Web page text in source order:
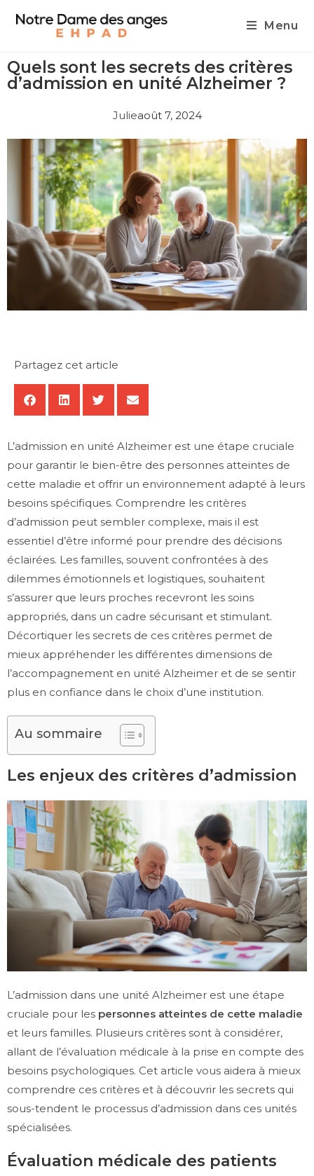
Menu
Quels sont les secrets des critères
d’admission en unité Alzheimer ?
Julieaoût 7, 2024
Partagez cet article
L’admission en unité Alzheimer est une étape cruciale
pour garantir le bien-être des personnes atteintes de
cette maladie et offrir un environnement adapté à leurs
besoins spécifiques. Comprendre les critères
d’admission peut sembler complexe, mais il est
essentiel d’être informé pour prendre des décisions
éclairées. Les familles, souvent confrontées à des
dilemmes émotionnels et logistiques, souhaitent
s’assurer que leurs proches recevront les soins
appropriés, dans un cadre sécurisant et stimulant.
Décortiquer les secrets de ces critères permet de
mieux appréhender les différentes dimensions de
l’accompagnement en unité Alzheimer et de se sentir
plus en confiance dans le choix d’une institution.
Au sommaire
Les enjeux des critères d’admission
L’admission dans une unité Alzheimer est une étape
cruciale pour les personnes atteintes de cette maladie
et leurs familles. Plusieurs critères sont à considérer,
allant de l’évaluation médicale à la prise en compte des
besoins psychologiques. Cet article vous aidera à mieux
comprendre ces critères et à découvrir les secrets qui
sous-tendent le processus d’admission dans ces unités
spécialisées.
Évaluation médicale des patients